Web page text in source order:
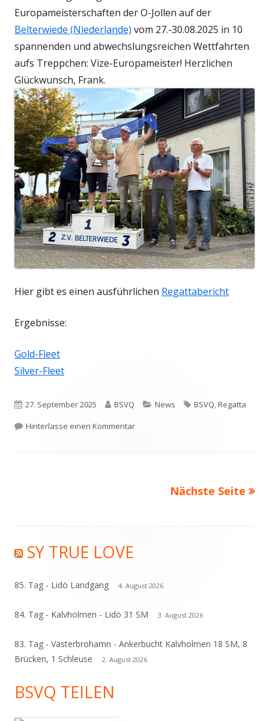
Europameisterschaften der O-Jollen auf der
Belterwiede (Niederlande) vom 27.-30.08.2025 in 10
spannenden und abwechslungsreichen Wettfahrten
aufs Treppchen: Vize-Europameister! Herzlichen
Glückwunsch, Frank.
Hier gibt es einen ausführlichen Regattabericht
Ergebnisse:
Gold-Fleet
Silver-Fleet
Veröffentlicht
am
27. September 2025 Autor
BSVQ Kategorien
News Schlagwörter
BSVQ Regatta
Hinterlasse einen Kommentarzu Vize-Europameister O-Jollen
Nächste Seite
Haupt-
Seitenleiste
SY TRUE LOVE
85. Tag - Lidö Landgang 4. August 2026
84. Tag - Kalvholmen - Lidö 31 SM 3. August 2026
83. Tag - Västerbrohamn - Ankerbucht Kalvholmen 18 SM, 8
Brücken, 1 Schleuse
2. August 2026
BSVQ TEILEN